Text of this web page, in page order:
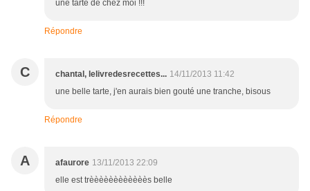
une tarte de chez moi !!!
Répondre
C chantal, lelivredesrecettes... 14/11/2013 11:42
une belle tarte, j'en aurais bien gouté une tranche, bisous
Répondre
A afaurore 13/11/2013 22:09
elle est trèèèèèèèèèèèès belle